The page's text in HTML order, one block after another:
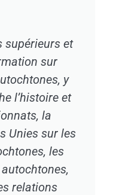
supérieurs et
sur
y
l’histoire et
la
Unies sur les
les
relations